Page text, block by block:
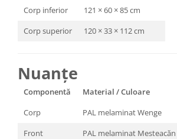
Corp inferior
121 × 60 × 85 cm
Corp superior
120 × 33 × 112 cm
Nuanțe
Componentă
Material / Culoare
Corp
PAL melaminat Wenge
Front
PAL melaminat Mesteacăn